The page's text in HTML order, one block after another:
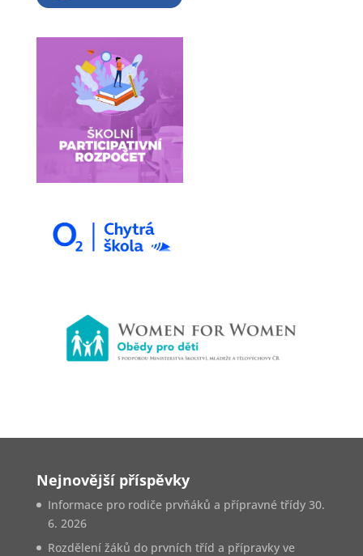
Nejnovější příspěvky
Informace pro rodiče prvňáků a přípravné třídy 30.
6. 2026
Rozdělení žáků do prvních tříd a přípravky ve